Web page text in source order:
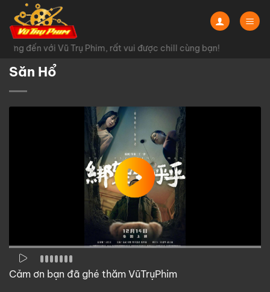
Chuyển
đến
nội
dungđến với Vũ Trụ Phim, rất vui được chill cùng bạn!
Săn Hổ
Cảm ơn bạn đã ghé thăm VũTrụPhim